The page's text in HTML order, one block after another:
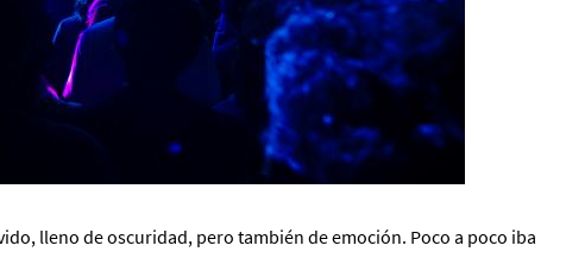
lleno de oscuridad, pero también de emoción. Poco a poco iba